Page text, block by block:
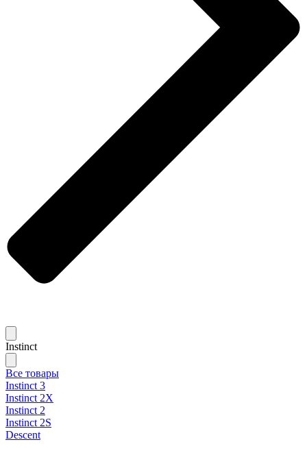
Instinct
Все товары
Instinct 3
Instinct 2X
Instinct 2
Instinct 2S
Descent